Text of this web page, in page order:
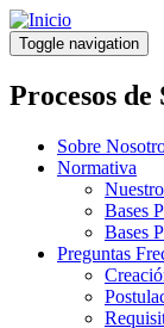
Pasar
al
contenido
principal
Toggle navigation
Procesos de
Sobre
Normativa
Bases
Bases
Preguntas